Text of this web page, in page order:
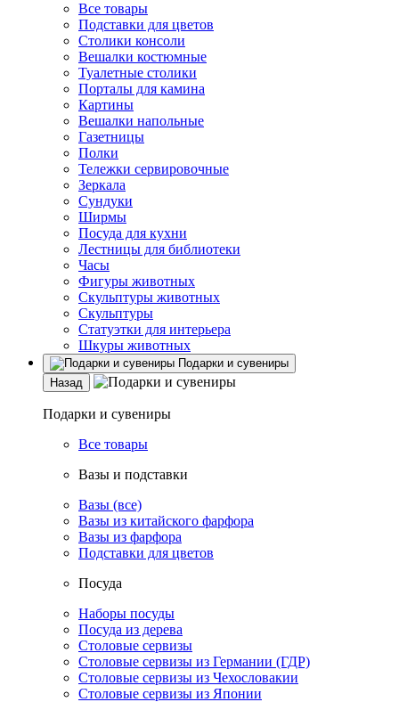
Все товары
Подставки для цветов
Столики консоли
Вешалки костюмные
Туалетные столики
Порталы для камина
Картины
Вешалки напольные
Газетницы
Полки
Тележки сервировочные
Зеркала
Сундуки
Ширмы
Посуда для кухни
Лестницы для библиотеки
Часы
Фигуры животных
Скульптуры животных
Скульптуры
Статуэтки для интерьера
Шкуры животных
Подарки и сувениры
Назад
Подарки и сувениры
Все товары
Вазы и подставки
Вазы (все)
Вазы из китайского фарфора
Вазы из фарфора
Подставки для цветов
Посуда
Наборы посуды
Посуда из дерева
Столовые сервизы
Столовые сервизы из Германии (ГДР)
Столовые сервизы из Чехословакии
Столовые сервизы из Японии